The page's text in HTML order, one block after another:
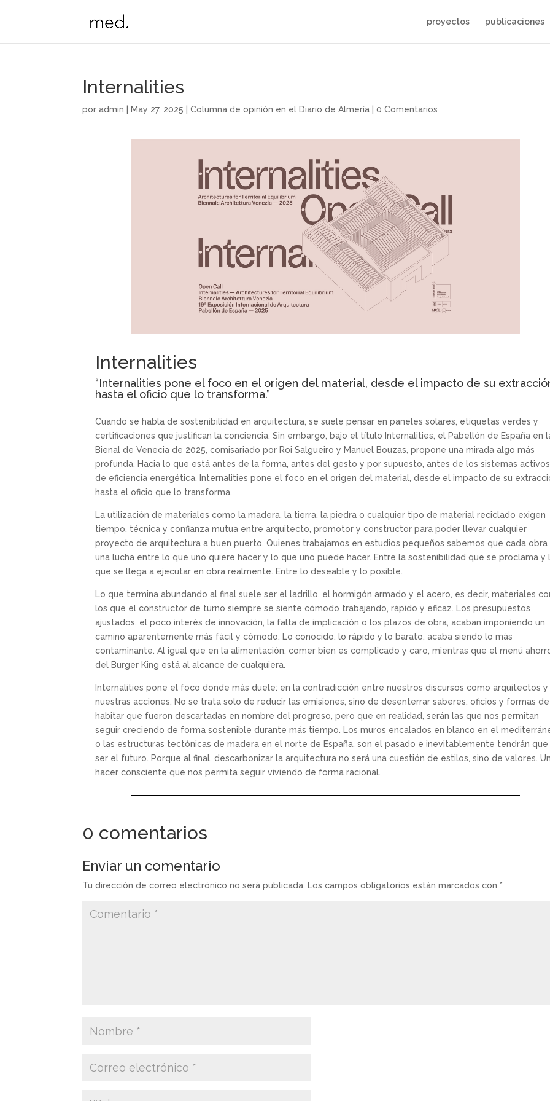
proyectos publicaciones
Internalities
poradmin May 27, 2025 |Columna de opinión en el Diario de Almería |0 Comentarios
Internalities
“Internalities pone el foco en el origen del material, desde el impacto de su
hasta el oficio que lo transforma.”
Cuando se habla de sostenibilidad en arquitectura, se suele pensar en paneles solares, etiquetas verdes y
certificaciones que justifican la conciencia. Sin embargo, bajo el título Internalities, el Pabellón de España en
Bienal de Venecia de 2025, comisariado por Roi Salgueiro y Manuel Bouzas, propone una mirada algo más
profunda. Hacia lo que está antes de la forma, antes del gesto y por supuesto, antes de los sistemas activos
de eficiencia energética. Internalities pone el foco en el origen del material, desde el impacto de su
hasta el oficio que lo transforma.
La utilización de materiales como la madera, la tierra, la piedra o cualquier tipo de material reciclado exigen
tiempo, técnica y confianza mutua entre arquitecto, promotor y constructor para poder llevar cualquier
proyecto de arquitectura a buen puerto. Quienes trabajamos en estudios pequeños sabemos que cada obra
una lucha entre lo que uno quiere hacer y lo que uno puede hacer. Entre la sostenibilidad que se proclama y
que se llega a ejecutar en obra realmente. Entre lo deseable y lo posible.
Lo que termina abundando al final suele ser el ladrillo, el hormigón armado y el acero, es decir, materiales
los que el constructor de turno siempre se siente cómodo trabajando, rápido y eficaz. Los presupuestos
ajustados, el poco interés de innovación, la falta de implicación o los plazos de obra, acaban imponiendo un
camino aparentemente más fácil y cómodo. Lo conocido, lo rápido y lo barato, acaba siendo lo más
contaminante. Al igual que en la alimentación, comer bien es complicado y caro, mientras que el menú
del Burger King está al alcance de cualquiera.
Internalities pone el foco donde más duele: en la contradicción entre nuestros discursos como arquitectos y
nuestras acciones. No se trata solo de reducir las emisiones, sino de desenterrar saberes, oficios y formas de
habitar que fueron descartadas en nombre del progreso, pero que en realidad, serán las que nos permitan
seguir creciendo de forma sostenible durante más tiempo. Los muros encalados en blanco en el
o las estructuras tectónicas de madera en el norte de España, son el pasado e inevitablemente tendrán que
ser el futuro. Porque al final, descarbonizar la arquitectura no será una cuestión de estilos, sino de valores. Un
hacer consciente que nos permita seguir viviendo de forma racional.
0 comentarios
Enviar un comentario
Tu dirección de correo electrónico no será publicada. Los campos obligatorios están marcados con *